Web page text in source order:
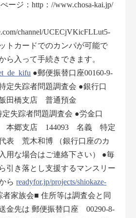
ージ：http：//www.chosa-kai.jp/
channel/UCECjVKicFLLut5-
トカードでのカンパが可能で
ら入って手続きできます。
●郵便振替口座00160-9-
定失踪者問題調査会 ●銀行口
田橋支店 普通預金
失踪者問題調査会 ●労金口
本郷支店 144093 名義 特定
表 荒木和博 （銀行口座のカ
用な場合はご連絡下さい） ●毎
引き落とし支援するマンスリー
らreadyfor.jp/projects/shiokaze-
家族会■ 住所等は調査会と同
金先は 郵便振替口座 00290-8-